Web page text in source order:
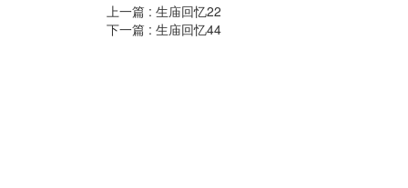
上一篇 : 生庙回忆22
下一篇 : 生庙回忆44